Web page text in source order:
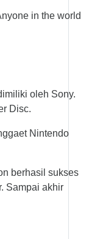
in the world
oleh Sony.
Disc.
Nintendo
berhasil sukses
Sampai akhir